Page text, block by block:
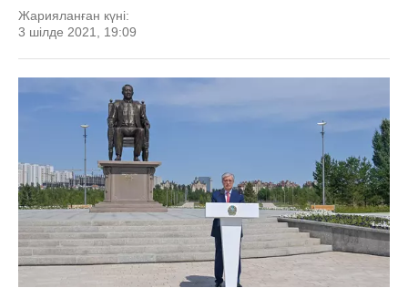
Жарияланған күні:
3 шілде 2021, 19:09